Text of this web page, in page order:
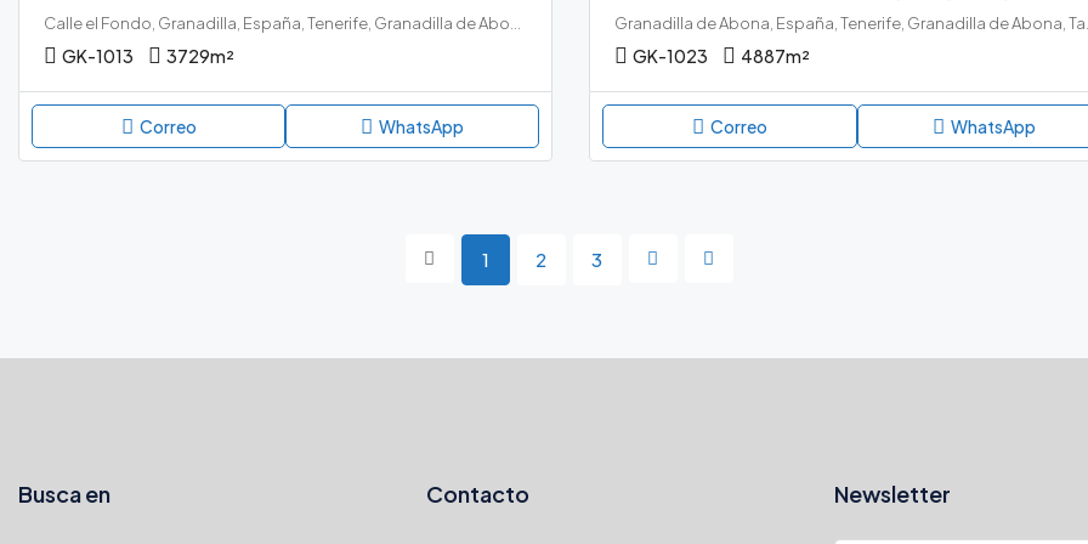
GK-1013 3729m²
Correo WhatsApp
GK-1023 4887m²
Correo WhatsApp
1 2 3
Busca en Contacto Newsletter